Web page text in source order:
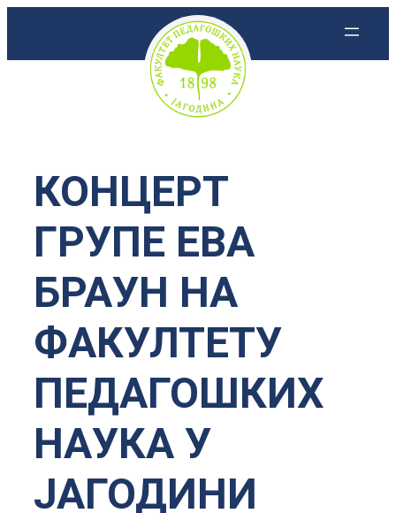
КОНЦЕРТ
ГРУПЕ ЕВА
БРАУН НА
ФАКУЛТЕТУ
ПЕДАГОШКИХ
НАУКА У
ЈАГОДИНИ